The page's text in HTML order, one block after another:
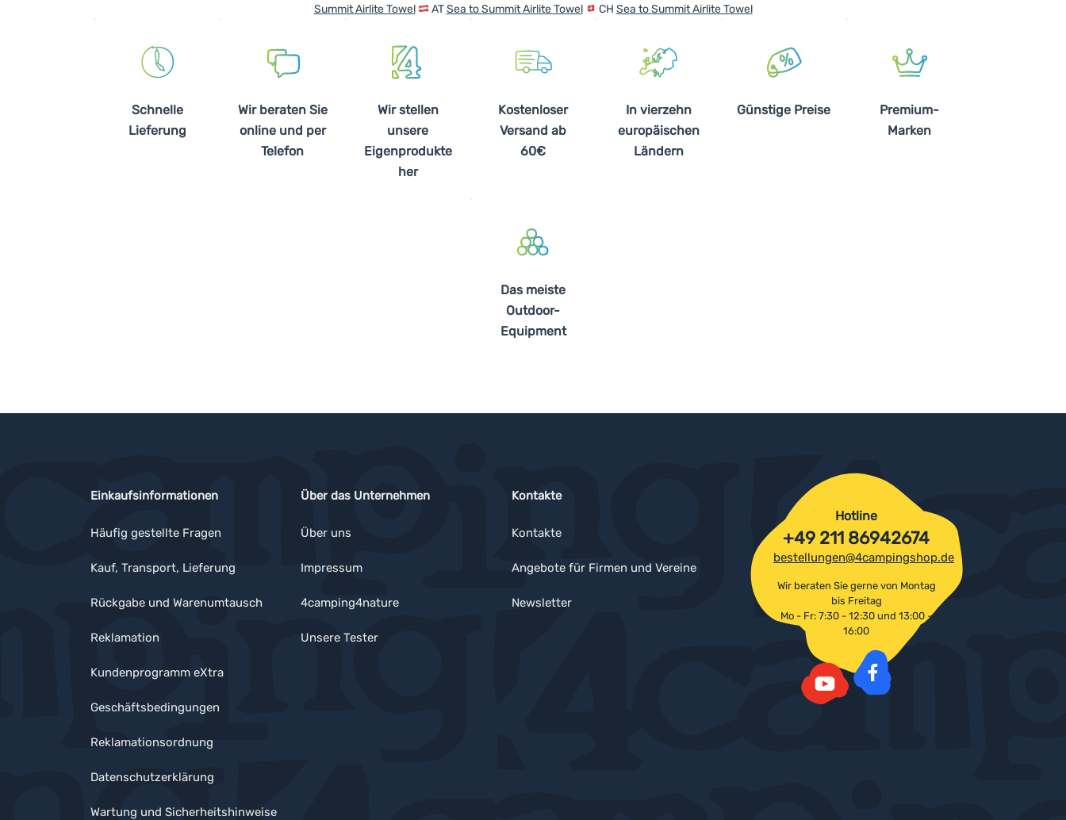
Summit Airlite Towel
ATSea to Summit Airlite Towel CH Sea to Summit Airlite Towel
Schnelle
Lieferung
Wir beraten Sie
online und per
Telefon
Wir stellen
unsere
Eigenprodukte
her
Kostenloser
Versand ab
60€
In vierzehn
europäischen
Ländern
Günstige Preise
Premium-
Marken
Das meiste
Outdoor-
Equipment
Einkaufsinformationen
Häufig gestellte Fragen
Kauf, Transport, Lieferung
Rückgabe und Warenumtausch
Reklamation
Kundenprogramm eXtra
Geschäftsbedingungen
Reklamationsordnung
Datenschutzerklärung
Wartung und Sicherheitshinweise
Über das Unternehmen
Über uns
Impressum
4camping4nature
Unsere Tester
Kontakte
Kontakte
Angebote für Firmen und Vereine
Newsletter
Hotline
+49 211 86942674
bestellungen@4campingshop.de
Wir beraten Sie gerne von Montag
bis Freitag
Mo - Fr: 7:30 - 12:30 und 13:00 -
16:00